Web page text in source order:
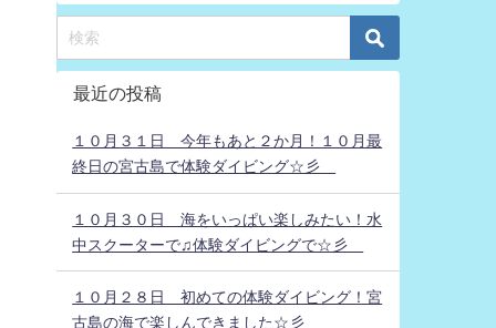
最近の投稿
１０月３１日 今年もあと２か月！１０月最
終日の宮古島で体験ダイビング☆彡
１０月３０日 海をいっぱい楽しみたい！水
中スクーターで♫体験ダイビングで☆彡
１０月２８日 初めての体験ダイビング！宮
古島の海で楽しんできました☆彡